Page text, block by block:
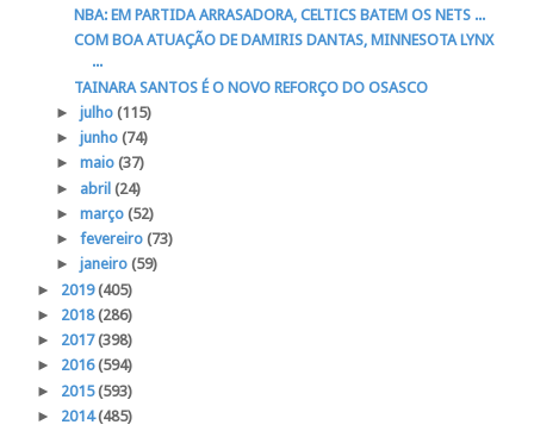
NBA: EM PARTIDA ARRASADORA, CELTICS BATEM OS NETS ...
COM BOA ATUAÇÃO DE DAMIRIS DANTAS, MINNESOTA LYNX
...
TAINARA SANTOS É O NOVO REFORÇO DO OSASCO
► julho (115)
► junho (74)
► maio (37)
► abril (24)
► março (52)
► fevereiro (73)
► janeiro (59)
► 2019(405)
► 2018(286)
► 2017(398)
► 2016(594)
► 2015(593)
► 2014(485)